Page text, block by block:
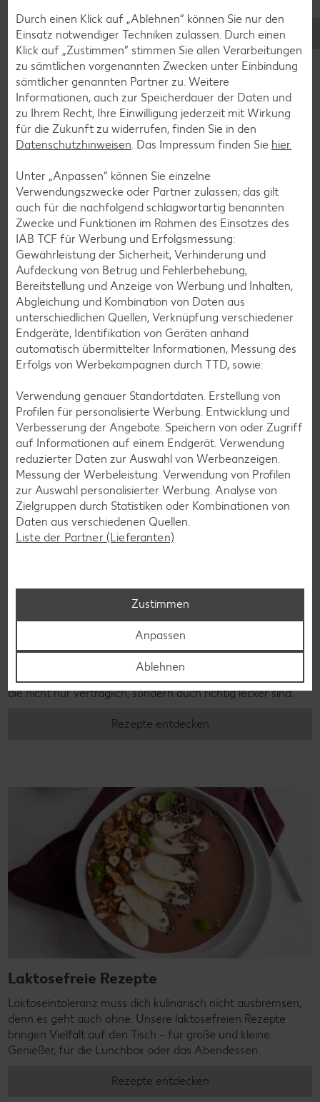
Torten-Rezepte
Eis-Rezepte
Pfannkuchen-Rezepte
Plätzchen-Rezepte
Smoothie-Rezepte
Bowle-Rezepte
Cocktail-Rezepte
Avocado-Rezepte
Erdbeer-Rezepte
Blaubeer-Rezepte
Bananen-Rezepte
Zurück zu allen Rezepten
Glutenfreie Rezepte
Vielfalt und Geschmack verzichten. Ob süß oder herzhaft –
die nicht nur verträglich, sondern auch richtig lecker sind.
Rezepte entdecken
Laktosefreie Rezepte
Laktoseintoleranz muss dich kulinarisch nicht ausbremsen,
denn es geht auch ohne. Unsere laktosefreien Rezepte
bringen Vielfalt auf den Tisch – für große und kleine
Genießer, für die Lunchbox oder das Abendessen.
Rezepte entdecken
Durch einen Klick auf „Ablehnen“ können Sie nur den
Einsatz notwendiger Techniken zulassen. Durch einen
Klick auf „Zustimmen“ stimmen Sie allen Verarbeitungen
zu sämtlichen vorgenannten Zwecken unter Einbindung
sämtlicher genannten Partner zu. Weitere
Informationen, auch zur Speicherdauer der Daten und
zu Ihrem Recht, Ihre Einwilligung jederzeit mit Wirkung
für die Zukunft zu widerrufen, finden Sie in den
Datenschutzhinweisen. Das Impressum finden Sie hier.
Unter „Anpassen“ können Sie einzelne
Verwendungszwecke oder Partner zulassen; das gilt
auch für die nachfolgend schlagwortartig benannten
Zwecke und Funktionen im Rahmen des Einsatzes des
IAB TCF für Werbung und Erfolgsmessung:
Gewährleistung der Sicherheit, Verhinderung und
Aufdeckung von Betrug und Fehlerbehebung,
Bereitstellung und Anzeige von Werbung und Inhalten,
Abgleichung und Kombination von Daten aus
unterschiedlichen Quellen, Verknüpfung verschiedener
Endgeräte, Identifikation von Geräten anhand
automatisch übermittelter Informationen, Messung des
Erfolgs von Werbekampagnen durch TTD, sowie:
Verwendung genauer Standortdaten. Erstellung von
Profilen für personalisierte Werbung. Entwicklung und
Verbesserung der Angebote. Speichern von oder Zugriff
auf Informationen auf einem Endgerät. Verwendung
reduzierter Daten zur Auswahl von Werbeanzeigen.
Messung der Werbeleistung. Verwendung von Profilen
zur Auswahl personalisierter Werbung. Analyse von
Zielgruppen durch Statistiken oder Kombinationen von
Daten aus verschiedenen Quellen.
Liste der Partner (Lieferanten)
Zustimmen
Anpassen
Ablehnen